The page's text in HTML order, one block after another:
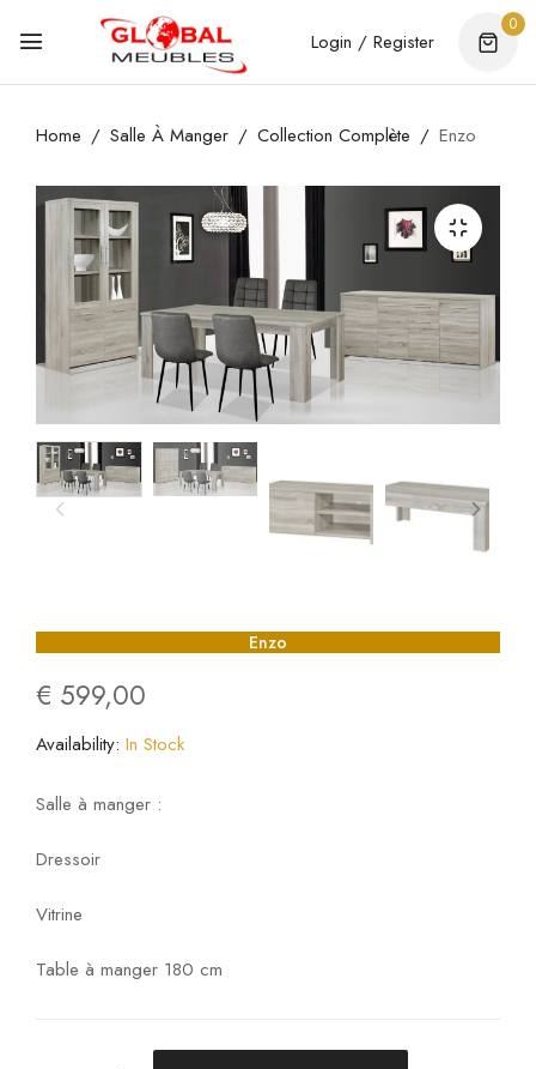
Login / Register
0
Home Salle À Manger Collection Complète Enzo
Enzo
€ 599,00
Availability: In Stock
Salle à manger :
Dressoir
Vitrine
Table à manger 180 cm